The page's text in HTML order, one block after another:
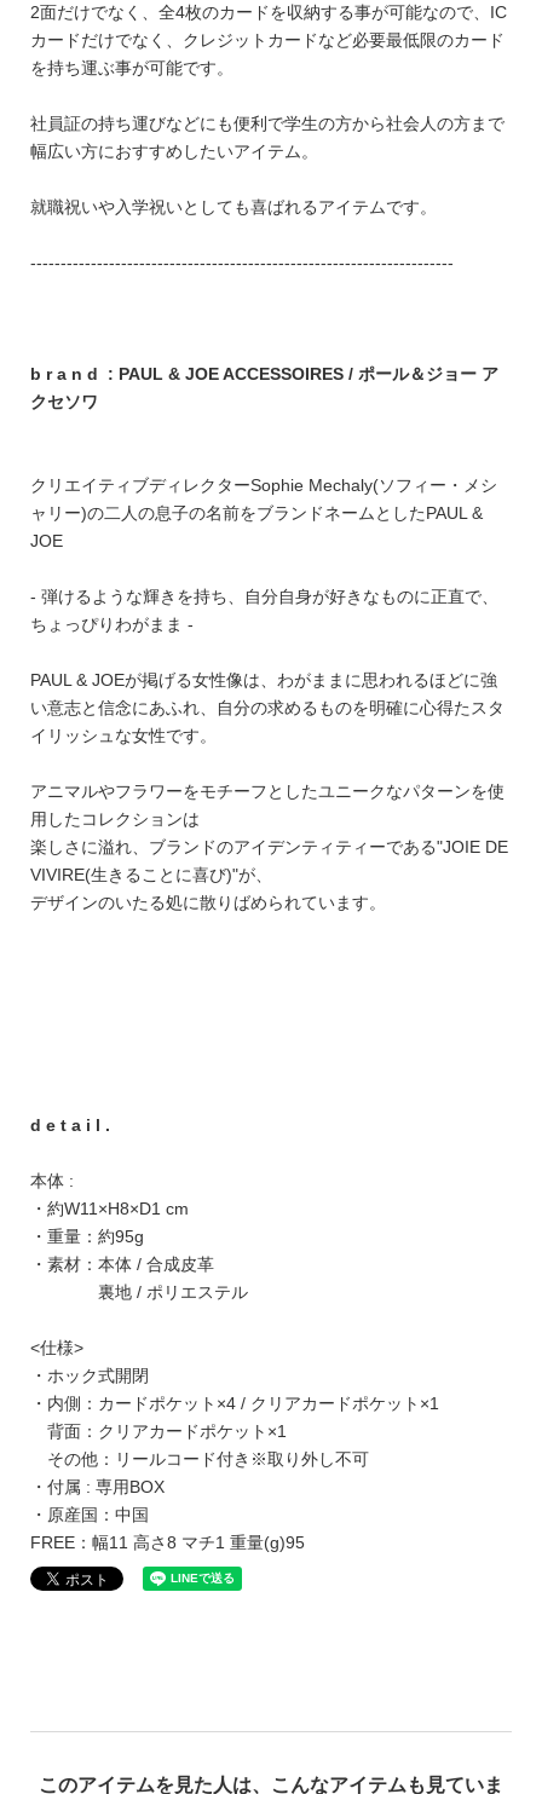
2面だけでなく、全4枚のカードを収納する事が可能なので、IC
カードだけでなく、クレジットカードなど必要最低限のカード
を持ち運ぶ事が可能です。
社員証の持ち運びなどにも便利で学生の方から社会人の方まで
幅広い方におすすめしたいアイテム。
就職祝いや入学祝いとしても喜ばれるアイテムです。
----------------------------------------------------------------------
b r a n d : PAUL & JOE ACCESSOIRES / ポール＆ジョー ア
クセソワ
クリエイティブディレクターSophie Mechaly(ソフィー・メシ
ャリー)の二人の息子の名前をブランドネームとしたPAUL &
JOE
- 弾けるような輝きを持ち、自分自身が好きなものに正直で、
ちょっぴりわがまま -
PAUL & JOEが掲げる女性像は、わがままに思われるほどに強
い意志と信念にあふれ、自分の求めるものを明確に心得たスタ
イリッシュな女性です。
アニマルやフラワーをモチーフとしたユニークなパターンを使
用したコレクションは
楽しさに溢れ、ブランドのアイデンティティーである"JOIE DE
VIVIRE(生きることに喜び)"が、
デザインのいたる処に散りばめられています。
d e t a i l .
本体 :
・約W11×H8×D1 cm
・重量：約95g
・素材：本体 / 合成皮革
裏地 / ポリエステル
<仕様>
・ホック式開閉
・内側：カードポケット×4 / クリアカードポケット×1
背面：クリアカードポケット×1
その他：リールコード付き※取り外し不可
・付属 : 専用BOX
・原産国：中国
FREE：幅11 高さ8 マチ1 重量(g)95